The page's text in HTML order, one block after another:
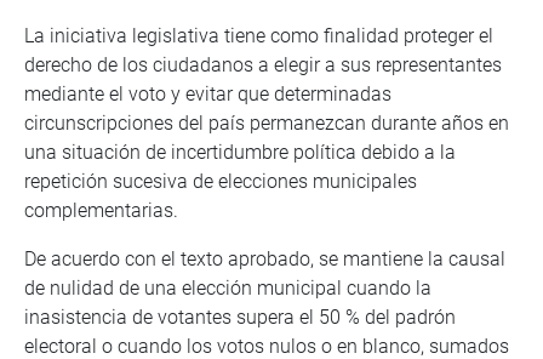
La iniciativa legislativa tiene como finalidad proteger el
derecho de los ciudadanos a elegir a sus representantes
mediante el voto y evitar que determinadas
circunscripciones del país permanezcan durante años en
una situación de incertidumbre política debido a la
repetición sucesiva de elecciones municipales
complementarias.
De acuerdo con el texto aprobado, se mantiene la causal
de nulidad de una elección municipal cuando la
inasistencia de votantes supera el 50 % del padrón
electoral o cuando los votos nulos o en blanco, sumados